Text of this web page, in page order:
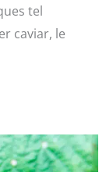
tel
caviar, le